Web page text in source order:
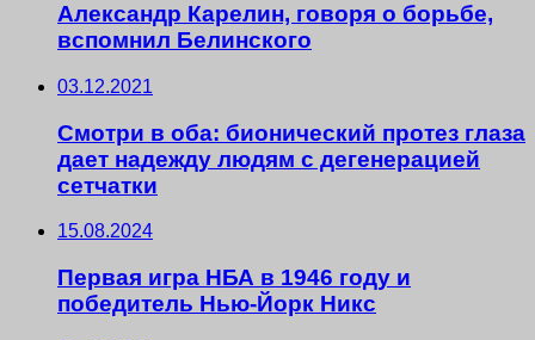
Александр Карелин, говоря о борьбе,
вспомнил Белинского
03.12.2021
Смотри в оба: бионический протез глаза
дает надежду людям с дегенерацией
сетчатки
15.08.2024
Первая игра НБА в 1946 году и
победитель Нью-Йорк Никс